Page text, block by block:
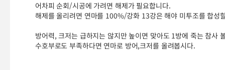
어차피 순회/시공에 가려면 해제가 필요합니다.
해제를 올리려면 연마를 100%/강화 13강은 해야 미투조를 합성
방어력, 크저는 급하지는 않지만 높이면 맞아도 1방에 죽는 참사
수호부로도 부족하다면 연마로 방어,크저를 올려봅시다.